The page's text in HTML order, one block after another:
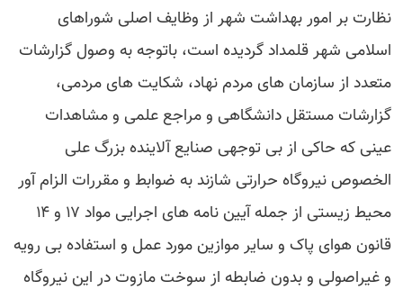
نظارت بر امور بهداشت شهر از وظایف اصلی شوراهای
اسلامی شهر قلمداد گردیده است، باتوجه به وصول گزارشات
متعدد از سازمان های مردم نهاد، شکایت های مردمی،
گزارشات مستقل دانشگاهی و مراجع علمی و مشاهدات
عینی که حاکی از بی توجهی صنایع آلاینده بزرگ علی
الخصوص نیروگاه حرارتی شازند به ضوابط و مقررات الزام آور
محیط زیستی از جمله آیین نامه های اجرایی مواد ۱۷ و ۱۴
قانون هوای پاک و سایر موازین مورد عمل و استفاده بی رویه
و غیراصولی و بدون ضابطه از سوخت مازوت در این نیروگاه